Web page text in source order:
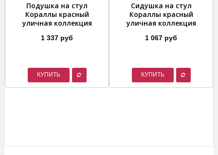
Подушка на стул
Кораллы красный
уличная коллекция
1 337 руб
КУПИТЬ
Сидушка на стул
Кораллы красный
уличная коллекция
1 067 руб
КУПИТЬ